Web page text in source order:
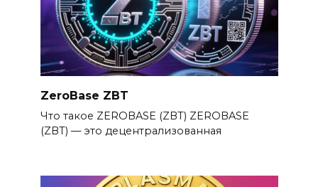
ZeroBase ZBT
Что такое ZEROBASE (ZBT) ZEROBASE
(ZBT) — это децентрализованная